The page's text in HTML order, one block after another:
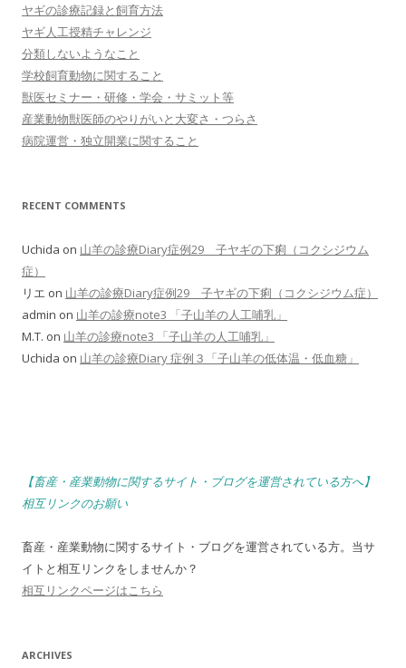
ヤギの診療記録と飼育方法
ヤギ人工授精チャレンジ
分類しないようなこと
学校飼育動物に関すること
獣医セミナー・研修・学会・サミット等
産業動物獣医師のやりがいと大変さ・つらさ
病院運営・独立開業に関すること
RECENT COMMENTS
Uchida on 山羊の診療Diary症例29 子ヤギの下痢（コクシジウム
症）
リエ on 山羊の診療Diary症例29 子ヤギの下痢（コクシジウム症）
admin on 山羊の診療note3 「子山羊の人工哺乳」
M.T. on 山羊の診療note3 「子山羊の人工哺乳」
Uchida on 山羊の診療Diary 症例３「子山羊の低体温・低血糖」
【畜産・産業動物に関するサイト・ブログを運営されている方へ】
相互リンクのお願い
畜産・産業動物に関するサイト・ブログを運営されている方。当サ
イトと相互リンクをしませんか？
相互リンクページはこちら
ARCHIVES